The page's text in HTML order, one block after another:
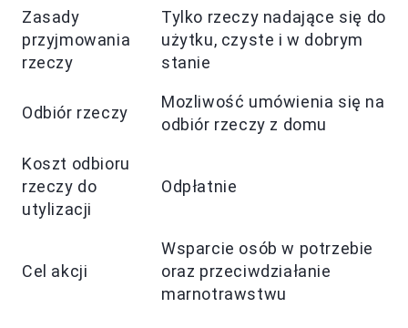
Zasady
przyjmowania
rzeczy
Tylko rzeczy nadające się do
użytku, czyste i w dobrym
stanie
Odbiór rzeczy
Mozliwość umówienia się na
odbiór rzeczy z domu
Koszt odbioru
rzeczy do
utylizacji
Odpłatnie
Cel akcji
Wsparcie osób w potrzebie
oraz przeciwdziałanie
marnotrawstwu